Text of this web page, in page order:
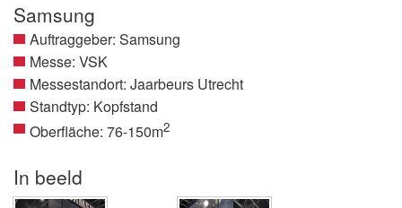
Samsung
Auftraggeber: Samsung
Messe: VSK
Messestandort: Jaarbeurs Utrecht
Standtyp: Kopfstand
Oberfläche: 76-150m2
In beeld